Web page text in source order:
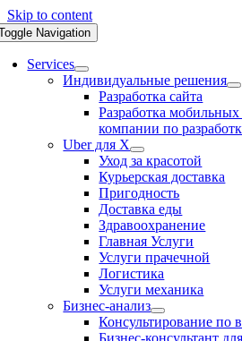
Skip to content
Navigation
Services
Индивидуальные решения
Разработка сайта
Разработка
компании по
Uber для X
Уход за красотой
Курьерская доставка
Пригодность
Доставка еды
Здравоохранение
Главная Услуги
Услуги прачечной
Логистика
Услуги механика
Бизнес-анализ
Консультирование по
Бизнес-консультант